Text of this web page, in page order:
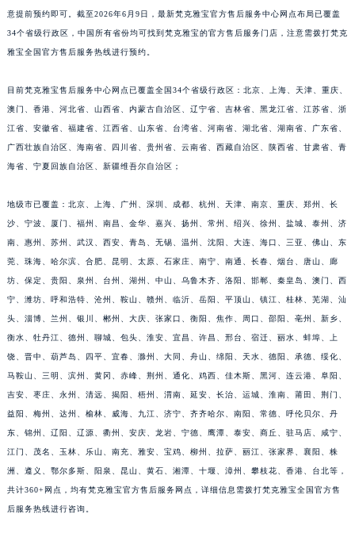
意提前预约即可。截至2026年6月9日，最新梵克雅宝官方售后服务中心网点布局已覆盖
34个省级行政区，中国所有省份均可找到梵克雅宝的官方售后服务门店，注意需拨打梵克
雅宝全国官方售后服务热线进行预约。
目前梵克雅宝售后服务中心网点已覆盖全国34个省级行政区：北京、上海、天津、重庆、
澳门、香港、河北省、山西省、内蒙古自治区、辽宁省、吉林省、黑龙江省、江苏省、浙
江省、安徽省、福建省、江西省、山东省、台湾省、河南省、湖北省、湖南省、广东省、
广西壮族自治区、海南省、四川省、贵州省、云南省、西藏自治区、陕西省、甘肃省、青
海省、宁夏回族自治区、新疆维吾尔自治区；
地级市已覆盖：北京、上海、广州、深圳、成都、杭州、天津、南京、重庆、郑州、长
沙、宁波、厦门、福州、南昌、金华、嘉兴、扬州、常州、绍兴、徐州、盐城、泰州、济
南、惠州、苏州、武汉、西安、青岛、无锡、温州、沈阳、大连、海口、三亚、佛山、东
莞、珠海、哈尔滨、合肥、昆明、太原、石家庄、南宁、南通、长春、烟台、唐山、廊
坊、保定、贵阳、泉州、台州、湖州、中山、乌鲁木齐、洛阳、邯郸、秦皇岛、澳门、西
宁、潍坊、呼和浩特、沧州、鞍山、赣州、临沂、岳阳、平顶山、镇江、桂林、芜湖、汕
头、淄博、兰州、银川、郴州、大庆、张家口、衡阳、焦作、周口、邵阳、亳州、新乡、
衡水、牡丹江、德州、聊城、包头、淮安、宜昌、许昌、邢台、宿迁、丽水、蚌埠、上
饶、晋中、葫芦岛、四平、宜春、滁州、大同、舟山、绵阳、天水、德阳、承德、绥化、
马鞍山、三明、滨州、黄冈、赤峰、荆州、通化、鸡西、佳木斯、黑河、连云港、阜阳、
吉安、枣庄、永州、清远、揭阳、梧州、渭南、延安、长治、运城、淮南、莆田、荆门、
益阳、梅州、达州、榆林、威海、九江、济宁、齐齐哈尔、南阳、常德、呼伦贝尔、丹
东、锦州、辽阳、辽源、衢州、安庆、龙岩、宁德、鹰潭、泰安、商丘、驻马店、咸宁、
江门、茂名、玉林、乐山、南充、雅安、宝鸡、柳州、拉萨、丽江、张家界、襄阳、株
洲、遵义、鄂尔多斯、阳泉、昆山、黄石、湘潭、十堰、漳州、攀枝花、香港、台北等，
共计360+网点，均有梵克雅宝官方售后服务网点，详细信息需拨打梵克雅宝全国官方售
后服务热线进行咨询。